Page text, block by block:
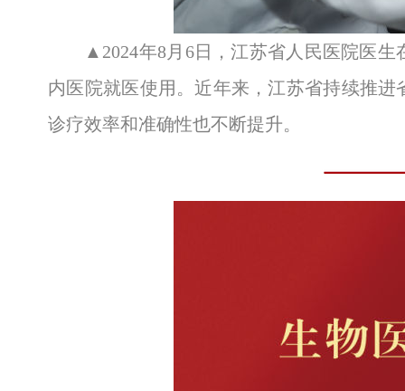
▲2024年8月6日，江苏省人民医院医
内医院就医使用。近年来，江苏省持续推
诊疗效率和准确性也不断提升。